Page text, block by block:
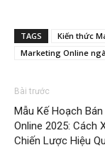
TAGS
Kiến thức
Marketing Online
Bài trước
Mẫu Kế Hoạch Bán
Online 2025: Cách
Chiến Lược Hiệu